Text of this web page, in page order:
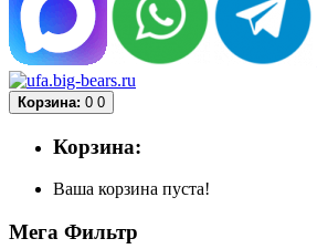
Корзина: 0 0
Корзина:
Ваша корзина пуста!
Мега Фильтр